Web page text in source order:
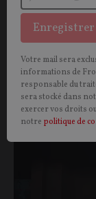
Vous
SOCIÉTÉ
Enregistrer
Votre mail sera
informations de
responsable du
sera stocké dans
exercer vos droits
notre politique de